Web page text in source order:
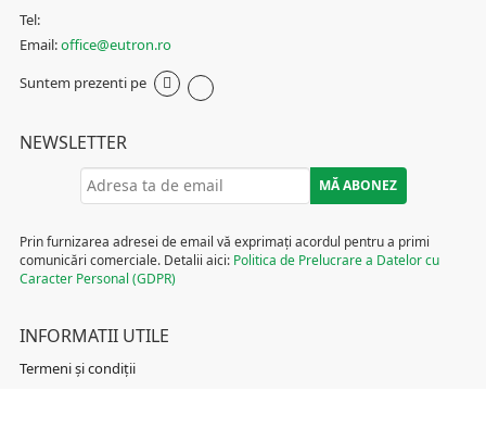
Tel:
Email:office@eutron.ro
Suntem prezenti pe
NEWSLETTER
Prin furnizarea adresei de email vă exprimați acordul pentru a primi
comunicări comerciale. Detalii aici: Politica de Prelucrare a Datelor cu
Caracter Personal (GDPR)
INFORMATII UTILE
Termeni și condiții